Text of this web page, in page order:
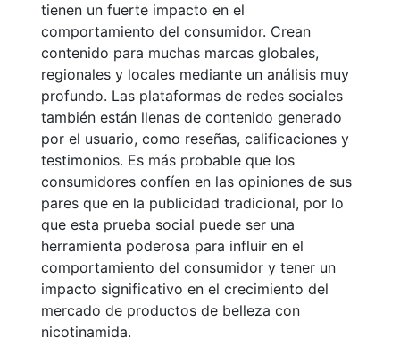
tienen un fuerte impacto en el
comportamiento del consumidor. Crean
contenido para muchas marcas globales,
regionales y locales mediante un análisis muy
profundo. Las plataformas de redes sociales
también están llenas de contenido generado
por el usuario, como reseñas, calificaciones y
testimonios. Es más probable que los
consumidores confíen en las opiniones de sus
pares que en la publicidad tradicional, por lo
que esta prueba social puede ser una
herramienta poderosa para influir en el
comportamiento del consumidor y tener un
impacto significativo en el crecimiento del
mercado de productos de belleza con
nicotinamida.